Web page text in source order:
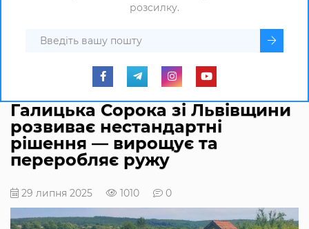
розсилку.
Галицька Сорока зі Львівщини
розвиває нестандартні
рішення — вирощує та
переробляє ружу
29 липня 2025 1010 0